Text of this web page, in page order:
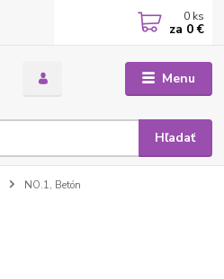
Menu
Hľadať
0 ks
za 0 €
NO.1, Betón